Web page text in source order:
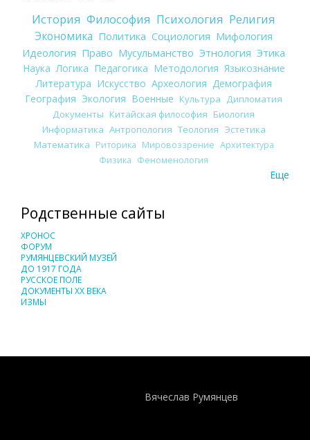
История Философия Психология Религия
Экономика Политика Социология Мифология
Идеология Право Мусульманство Этнология Этика
Наука Логика Педагогика Методология Языкознание
Литература Искусство Археология Демография
География Экология Военные Культура
Дипломатия
Документы Китайская философия Биология
Информатика Антропология Теология Эстетика
Математика Риторика Мировоззрение Архитектура
Физика Феноменология
Еще
Родственные сайты
ХРОНОС
ФОРУМ
РУМЯНЦЕВСКИЙ МУЗЕЙ
ДО 1917 ГОДА
РУССКОЕ ПОЛЕ
ДОКУМЕНТЫ XX ВЕКА
ИЗМЫ
Вячеслав Румянцев